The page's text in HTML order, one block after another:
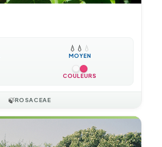
💧 💧 💧
MOYEN
COULEURS
🍃ROSACEAE